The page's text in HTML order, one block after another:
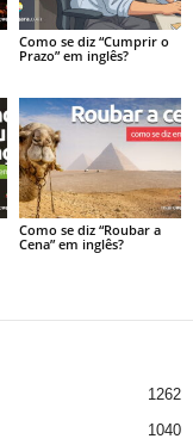
Como se diz “Cumprir o
Prazo” em inglês?
Como se diz “Roubar a
Cena” em inglês?
1262
1040